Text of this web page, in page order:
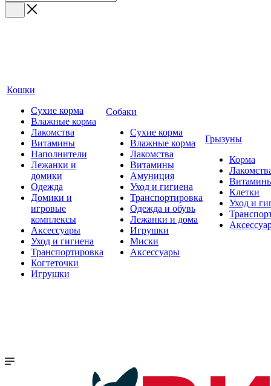
Кошки
Сухие корма
Влажные корма
Лакомства
Витамины
Наполнители
Лежанки и
домики
Одежда
Домики и
игровые
комплексы
Аксессуары
Уход и гигиена
Транспортировка
Когтеточки
Игрушки
Собаки
Сухие корма
Влажные корма
Лакомства
Витамины
Амуниция
Уход и гигиена
Транспортировка
Одежда и обувь
Лежанки и дома
Игрушки
Миски
Аксессуары
Грызуны
Корма
Клетки
Уход и